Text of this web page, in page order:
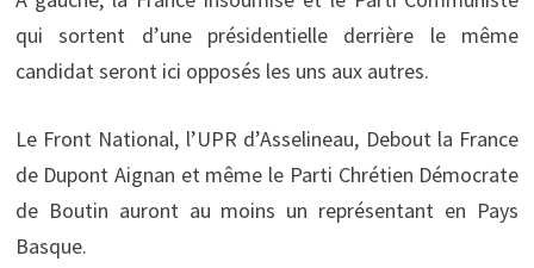
qui sortent d’une présidentielle derrière le même
candidat seront ici opposés les uns aux autres.
Le Front National, l’UPR d’Asselineau, Debout la France
de Dupont Aignan et même le Parti Chrétien Démocrate
de Boutin auront au moins un représentant en Pays
Basque.